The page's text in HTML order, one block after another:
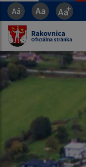
Rakovnica
Oficiálna stránka